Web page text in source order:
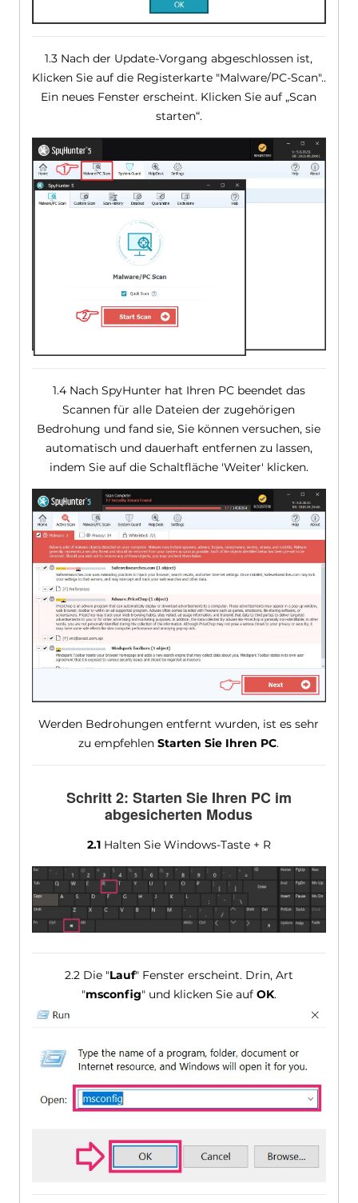
1.3 Nach der Update-Vorgang abgeschlossen ist,
Klicken Sie auf die Registerkarte "Malware/PC-Scan"..
Ein neues Fenster erscheint. Klicken Sie auf „Scan
starten“.
1.4 Nach SpyHunter hat Ihren PC beendet das
Scannen für alle Dateien der zugehörigen
Bedrohung und fand sie, Sie können versuchen, sie
automatisch und dauerhaft entfernen zu lassen,
indem Sie auf die Schaltfläche 'Weiter' klicken.
Werden Bedrohungen entfernt wurden, ist es sehr
zu empfehlenStarten Sie Ihren PC.
Schritt 2: Starten Sie Ihren PC im
abgesicherten Modus
2.1Halten Sie Windows-Taste + R
2.2 Die "Lauf" Fenster erscheint. Drin, Art
"msconfig" und klicken Sie auf OK.